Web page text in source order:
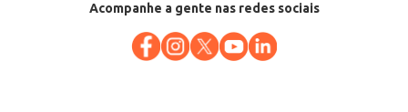
Acompanhe a gente nas redes sociais